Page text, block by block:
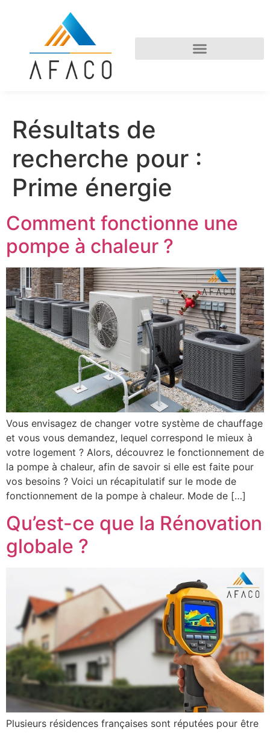
Résultats de
recherche pour :
Prime énergie
Comment fonctionne une
pompe à chaleur ?
Vous envisagez de changer votre système de chauffage
et vous vous demandez, lequel correspond le mieux à
votre logement ? Alors, découvrez le fonctionnement de
la pompe à chaleur, afin de savoir si elle est faite pour
vos besoins ? Voici un récapitulatif sur le mode de
fonctionnement de la pompe à chaleur. Mode de […]
Qu’est-ce que la Rénovation
globale ?
Plusieurs résidences françaises sont réputées pour être